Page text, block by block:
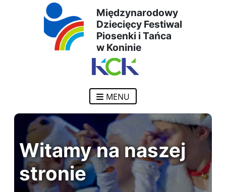
treści
głównej
menu
nawigacyjnego
wyszukiwarki
mapy
strony
Międzynarodowy
Dziecięcy Festiwal
Piosenki i Tańca
w Koninie
MENU
Witamy na naszej
stronie